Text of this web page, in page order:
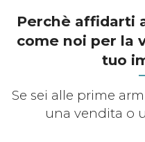
Perchè affidarti
come noi per la
tuo
Se sei alle prime
una vendita o